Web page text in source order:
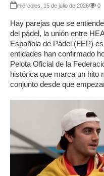
miércoles, 15 de julio de 2026 0
Hay parejas que se
del pádel, la unión entre
Española de Pádel (FEP)
entidades han confirmado
Pelota Oficial de la
histórica que marca un hito
conjunto desde que